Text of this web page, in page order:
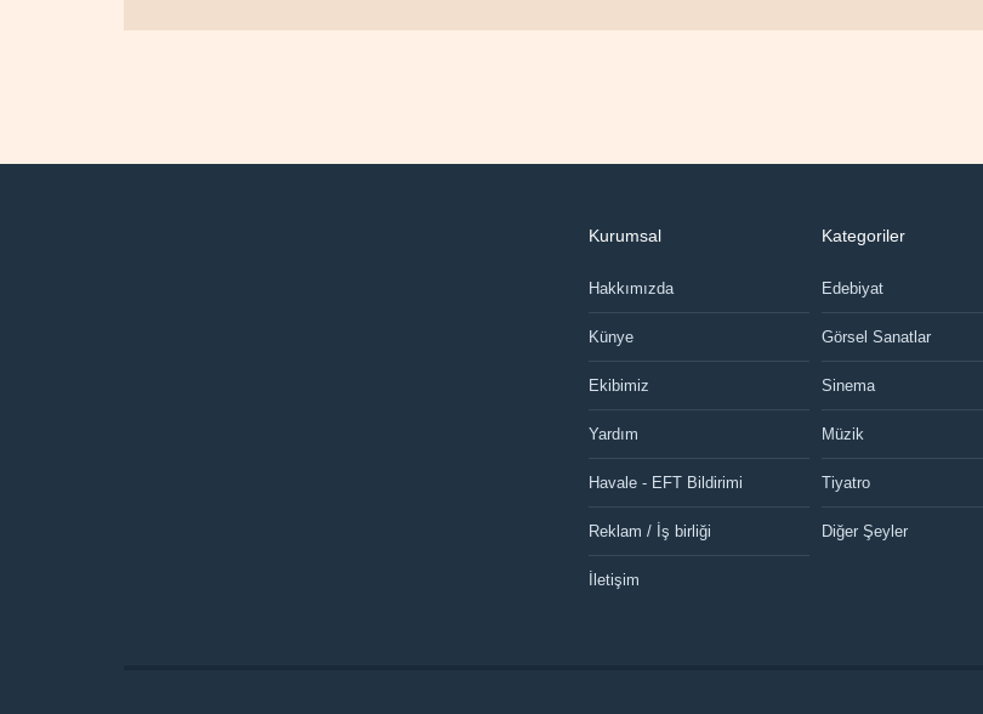
Kurumsal
Hakkımızda
Künye
Ekibimiz
Yardım
Havale - EFT Bildirimi
Reklam / İş birliği
İletişim
Kategoriler
Edebiyat
Görsel Sanatlar
Sinema
Müzik
Tiyatro
Diğer Şeyler